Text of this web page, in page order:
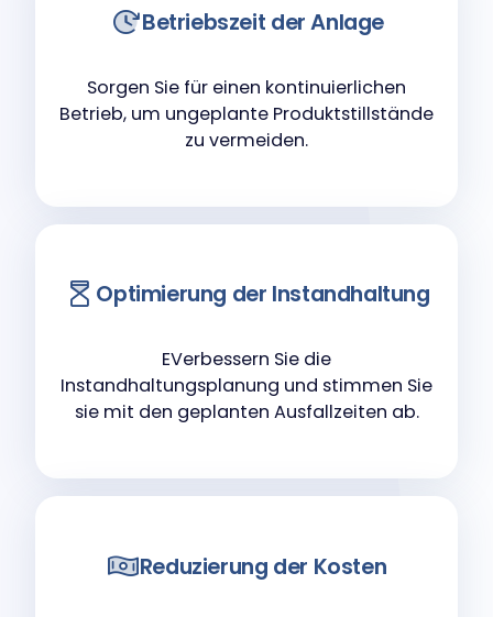
Betriebszeit der Anlage
Sorgen Sie für einen kontinuierlichen
Betrieb, um ungeplante Produktstillstände
zu vermeiden.
Optimierung der Instandhaltung
EVerbessern Sie die
Instandhaltungsplanung und stimmen Sie
sie mit den geplanten Ausfallzeiten ab.
Reduzierung der Kosten